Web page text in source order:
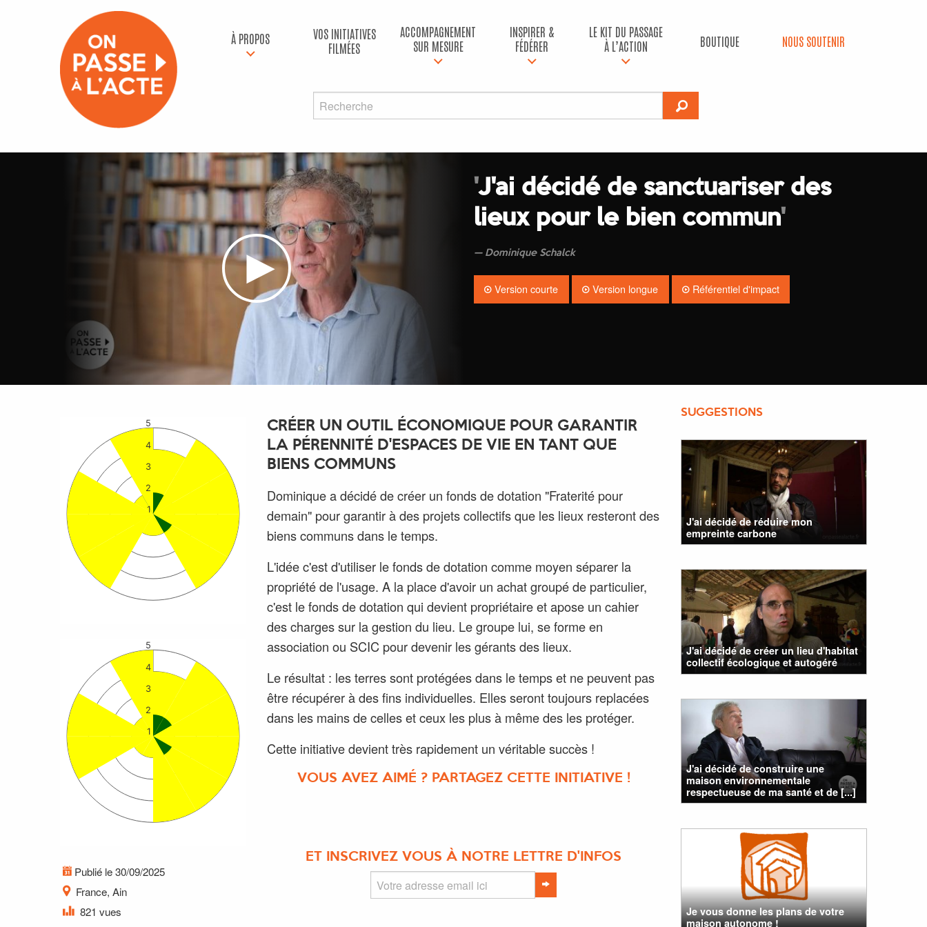
À PROPOS
VOS INITIATIVES
FILMÉES
ACCOMPAGNEMENT
SUR MESURE
INSPIRER &
FÉDÉRER
LE KIT DU PASSAGE
À L’ACTION
BOUTIQUE NOUS SOUTENIR
'J'ai décidé de sanctuariser des
lieux pour le bien commun'
Dominique Schalck
Version courte Version longue Référentiel d'impact
1
2
3
4
5
1
2
3
4
5
Publié le 30/09/2025
France, Ain
821 vues
CRÉER UN OUTIL ÉCONOMIQUE POUR GARANTIR
LA PÉRENNITÉ D'ESPACES DE VIE EN TANT QUE
BIENS COMMUNS
Dominique a décidé de créer un fonds de dotation "Fraterité pour
demain" pour garantir à des projets collectifs que les lieux resteront des
biens communs dans le temps.
L'idée c'est d'utiliser le fonds de dotation comme moyen séparer la
propriété de l'usage. A la place d'avoir un achat groupé de particulier,
c'est le fonds de dotation qui devient propriétaire et apose un cahier
des charges sur la gestion du lieu. Le groupe lui, se forme en
association ou SCIC pour devenir les gérants des lieux.
Le résultat : les terres sont protégées dans le temps et ne peuvent pas
être récupérer à des fins individuelles. Elles seront toujours replacées
dans les mains de celles et ceux les plus à même des les protéger.
Cette initiative devient très rapidement un véritable succès !
VOUS AVEZ AIMÉ ? PARTAGEZ CETTE INITIATIVE !
ET INSCRIVEZ VOUS À NOTRE LETTRE D'INFOS
SUGGESTIONS
J'ai décidé de réduire mon
empreinte carbone
J'ai décidé de créer un lieu d'habitat
collectif écologique et autogéré
J'ai décidé de construire une
maison environnementale
respectueuse de ma santé et de [...]
Je vous donne les plans de votre
maison autonome !